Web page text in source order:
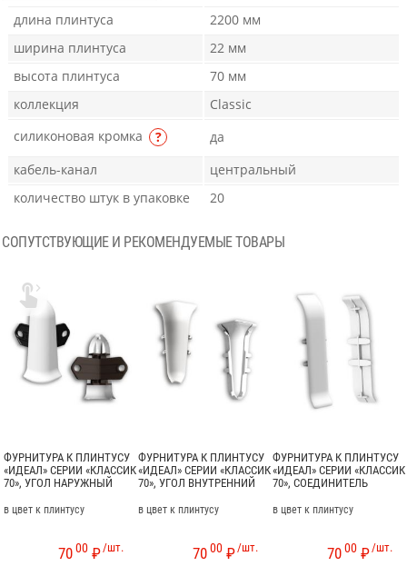
длина плинтуса
2200 мм
ширина плинтуса
22 мм
высота плинтуса
70 мм
коллекция
Classic
силиконовая кромка
?
да
кабель-канал
центральный
количество штук в упаковке
20
СОПУТСТВУЮЩИЕ И РЕКОМЕНДУЕМЫЕ ТОВАРЫ
ФУРНИТУРА К ПЛИНТУСУ
«ИДЕАЛ» СЕРИИ «КЛАССИК
70», УГОЛ НАРУЖНЫЙ
в цвет к плинтусу
/шт.
7000 ₽
ФУРНИТУРА К ПЛИНТУСУ
«ИДЕАЛ» СЕРИИ «КЛАССИК
70», УГОЛ ВНУТРЕННИЙ
в цвет к плинтусу
/шт.
7000 ₽
ФУРНИТУРА К ПЛИНТУСУ
«ИДЕАЛ» СЕРИИ «КЛАССИК
70», СОЕДИНИТЕЛЬ
в цвет к плинтусу
/шт.
7000 ₽
